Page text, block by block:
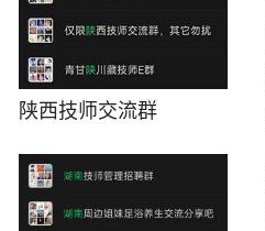
陕西技师交流群